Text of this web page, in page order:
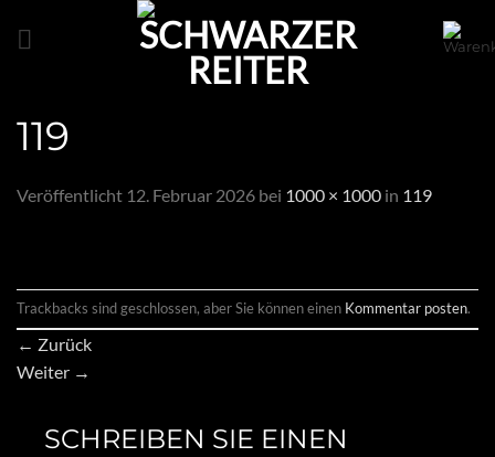
119
Veröffentlicht 12. Februar 2026 bei 1000 × 1000 in 119
Trackbacks sind geschlossen, aber Sie können einen Kommentar posten.
← Zurück
Weiter →
SCHREIBEN SIE EINEN